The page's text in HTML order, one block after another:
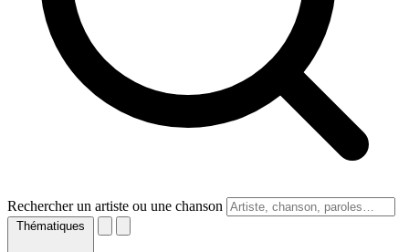
Rechercher un artiste ou une chanson
Thématiques